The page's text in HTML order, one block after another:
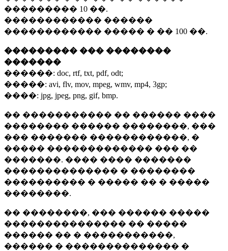
��������� 10 ��.
������������ ������
������������ ����� � �� 100 ��.
��������� ��� ��������
�������
������: doc, rtf, txt, pdf, odt;
�����: avi, flv, mov, mpeg, wmv, mp4, 3gp;
����: jpg, jpeg, png, gif, bmp.
�� ����������� �� ������ ����
�������� ������ ��������, ���
��� ������� ������������, �
����� ������������� ��� ��
�������. ���� ���� �������
�������������� � ��������
���������� � ����� �� � �����
��������.
�� ��������, ��� ������ �����
��������������� �� �����
������ �� � �����������,
������ � �������������� �